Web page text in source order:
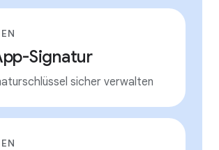
Signatur
sicher verwalten